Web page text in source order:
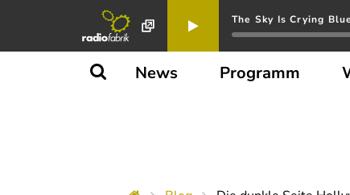
The Sky Is Crying
News Programm